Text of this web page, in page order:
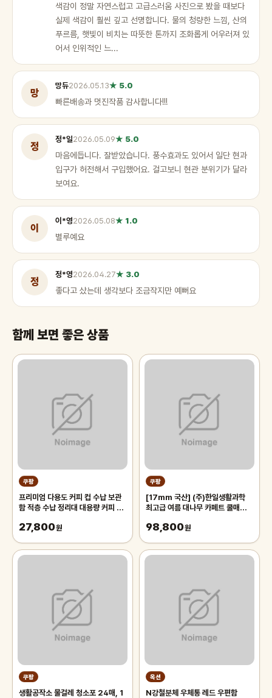
색감이 정말 자연스럽고 고급스러움 사진으로 봤을 때보다
실제 색감이 훨씬 깊고 선명합니다. 물의 청량한 느낌, 산의
푸르름, 햇빛이 비치는 따뜻한 톤까지 조화롭게 어우러져 있
어서 인위적인 느...
망
망듀2026.05.13★ 5.0
빠른배송과 멋진작품 감사합니다!!!
정
정*일2026.05.09★ 5.0
마음에듭니다. 잘받았습니다. 풍수효과도 있어서 일단 현과
입구가 허전해서 구입했어요. 걸고보니 현관 분위기가 달라
보여요.
이
이*영2026.05.08★ 1.0
별루예요
정
정*영2026.04.27★ 3.0
좋다고 샀는데 생각보다 조금작지만 예뻐요
함께 보면 좋은 상품
쿠팡
프리미엄 다용도 커피 컵 수납 보관
함 적층 수납 정리대 대용량 커피 트
27,800원
쿠팡
[17mm 국산] (주)한일생활과학
최고급 여름 대나무 카페트 쿨매트
침대 장판 자리_두꺼운 폭신한 튼튼
98,800원
쿠팡
생활공작소 물걸레 청소포 24매, 1
옥션
N강철분체 우체통 레드 우편함